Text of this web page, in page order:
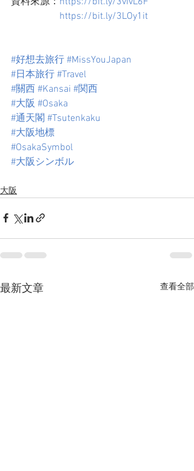
https://bit.ly/3LOy1it
#好想去旅行 #MissYouJapan
#日本旅行 #Travel
#關西 #Kansai #関西
#大阪 #Osaka
#通天閣 #Tsutenkaku
#大阪地標
#OsakaSymbol
#大阪シンボル
大阪
最新文章 查看全部